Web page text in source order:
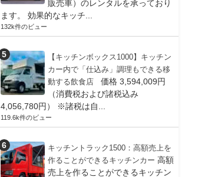
販売車）のレンタルを承っており
ます。 効果的なキッチ...
132k件のビュー
【キッチンボックス1000】キッチン
カー内で「仕込み」調理もできる移
動する飲食店
価格 3,594,009円
（消費税および諸税込み
4,056,780円） ※諸税は自...
119.6k件のビュー
キッチントラック1500：高額売上を
作ることができるキッチンカー 高額
売上を作ることができるキッチン